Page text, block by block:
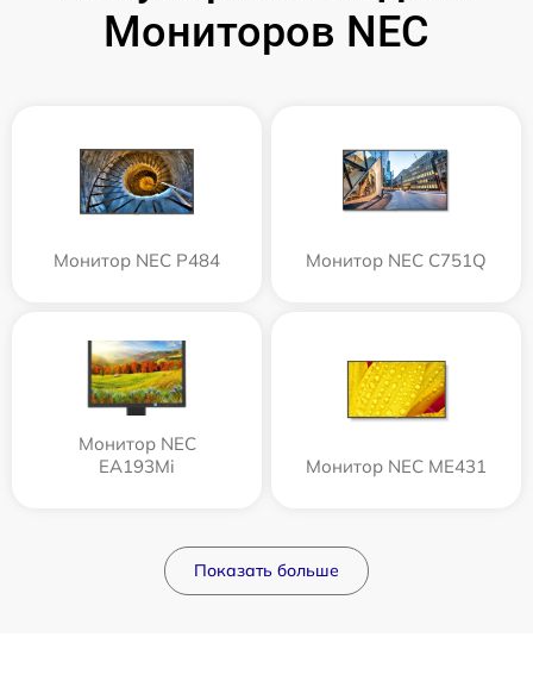
Мониторов NEC
Монитор NEC P484 Монитор NEC C751Q
Монитор NEC
EA193Mi
Монитор NEC ME431
Показать больше